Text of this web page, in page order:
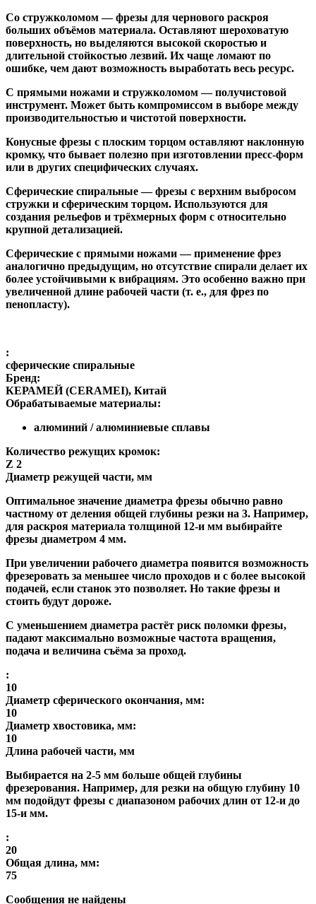
Со стружколомом— фрезы для чернового раскроя
больших объёмов материала. Оставляют шероховатую
поверхность, но выделяются высокой скоростью и
длительной стойкостью лезвий. Их чаще ломают по
ошибке, чем дают возможность выработать весь ресурс.
С прямыми ножами и стружколомом— получистовой
инструмент. Может быть компромиссом в выборе между
производительностью и чистотой поверхности.
Конусные фрезы с плоским торцом оставляют наклонную
кромку, что бывает полезно при изготовлении пресс-форм
или в других специфических случаях.
Сферические спиральные— фрезы с верхним выбросом
стружки и сферическим торцом. Используются для
создания рельефов и трёхмерных форм с относительно
крупной детализацией.
Сферические с прямыми ножами— применение фрез
аналогично предыдущим, но отсутствие спирали делает их
более устойчивыми к вибрациям. Это особенно важно при
увеличенной длине рабочей части (т. е., для фрез по
пенопласту).
:
сферические спиральные
Бренд:
КЕРАМЕЙ (CERAMEI), Китай
Обрабатываемые материалы:
алюминий / алюминиевые сплавы
Количество режущих кромок:
Z 2
Диаметр режущей части, мм
Оптимальное значение диаметра фрезы обычно равно
частному от деления общей глубины резки на 3. Например,
для раскроя материала толщиной 12-и мм выбирайте
фрезы диаметром 4 мм.
При увеличении рабочего диаметра появится возможность
фрезеровать за меньшее число проходов и с более высокой
подачей, если станок это позволяет. Но такие фрезы и
стоить будут дороже.
С уменьшением диаметра растёт риск поломки фрезы,
падают максимально возможные частота вращения,
подача и величина съёма за проход.
:
10
Диаметр сферического окончания, мм:
10
Диаметр хвостовика, мм:
10
Длина рабочей части, мм
Выбирается на 2-5 мм больше общей глубины
фрезерования. Например, для резки на общую глубину 10
мм подойдут фрезы с диапазоном рабочих длин от 12-и до
15-и мм.
:
20
Общая длина, мм:
75
Сообщения не найдены